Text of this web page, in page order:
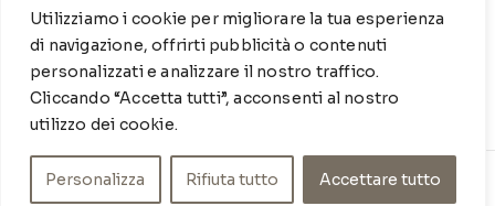
Utilizziamo i cookie per migliorare la tua esperienza
di navigazione, offrirti pubblicità o contenuti
personalizzati e analizzare il nostro traffico.
Cliccando “Accetta tutti”, acconsenti al nostro
utilizzo dei cookie.
Personalizza Rifiuta tutto Accettare tutto
SOCIAL MEDIA
Facebook
Instagram
ORARI DI APERTURA
9-13 / 15-19